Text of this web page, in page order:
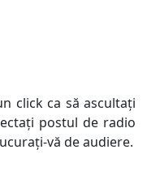
click ca să ascultați
postul de radio
vă de audiere.